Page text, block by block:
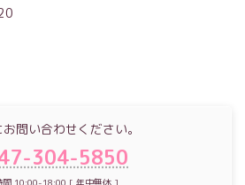
問い合わせください。
304-5850
間 10:00-18:00 [ 年中無休 ]